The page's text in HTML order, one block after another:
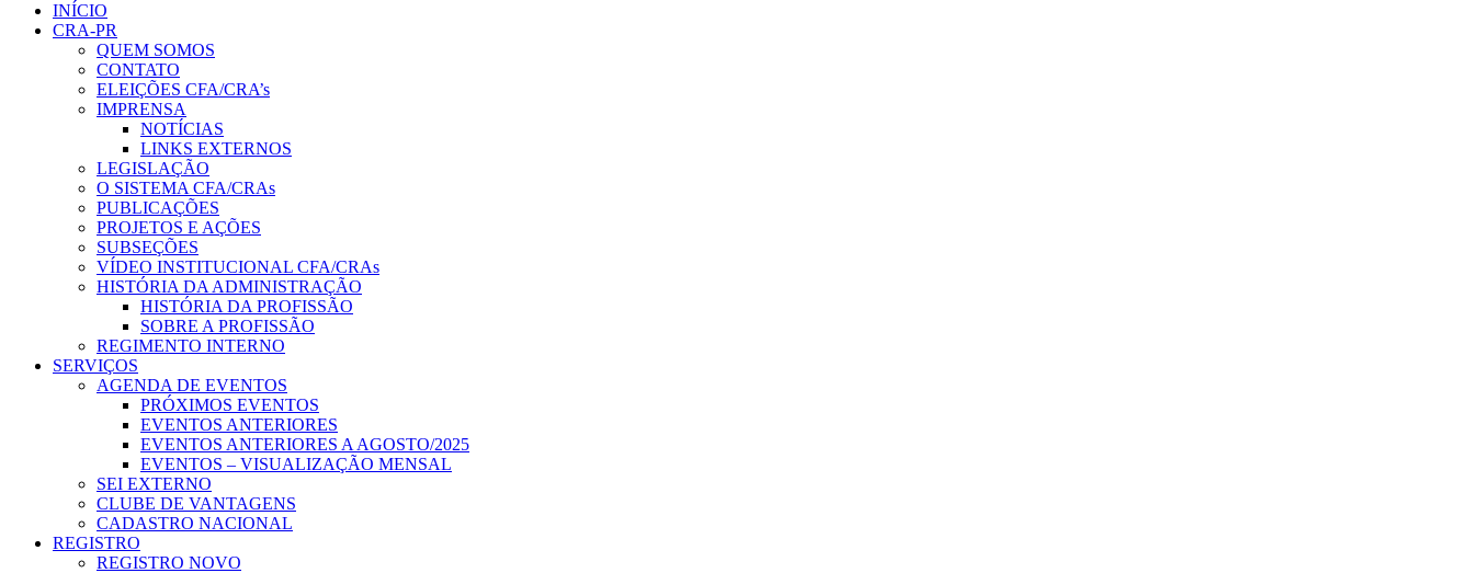
INÍCIO
CRA-PR
QUEM SOMOS
CONTATO
ELEIÇÕES CFA/CRA’s
IMPRENSA
NOTÍCIAS
LINKS EXTERNOS
LEGISLAÇÃO
O SISTEMA CFA/CRAs
PUBLICAÇÕES
PROJETOS E AÇÕES
SUBSEÇÕES
VÍDEO INSTITUCIONAL CFA/CRAs
HISTÓRIA DA ADMINISTRAÇÃO
HISTÓRIA DA PROFISSÃO
SOBRE A PROFISSÃO
REGIMENTO INTERNO
SERVIÇOS
AGENDA DE EVENTOS
PRÓXIMOS EVENTOS
EVENTOS ANTERIORES
EVENTOS ANTERIORES A AGOSTO/2025
EVENTOS – VISUALIZAÇÃO MENSAL
SEI EXTERNO
CLUBE DE VANTAGENS
CADASTRO NACIONAL
REGISTRO
REGISTRO NOVO